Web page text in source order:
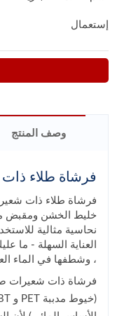
إستعمال
وصف المنتج
فرشاة طلاء
فرشاة طلاء ذات
خليط الخشن ومقبض
نحاسية مثالية
العناية السهلة - ما
، وشطفها في الماء
فرشاة ذات شعيرات